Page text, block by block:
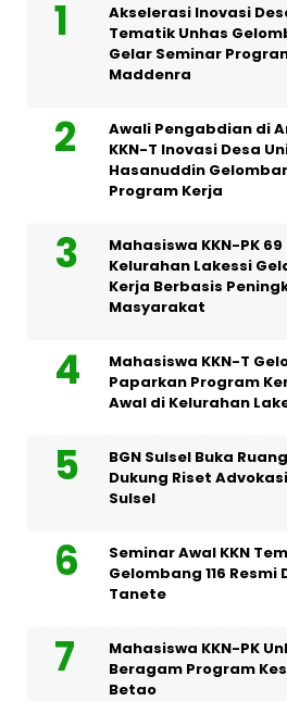
Akselerasi Inovasi
Tematik Unhas
Gelar Seminar
Maddenra
Awali Pengabdian di
KKN-T Inovasi Desa
Hasanuddin
Program Kerja
Mahasiswa KKN-PK
Kelurahan Lakessi
Kerja Berbasis
Masyarakat
Mahasiswa KKN-T
Paparkan Program
Awal di Kelurahan
BGN Sulsel Buka
Dukung Riset
Sulsel
Seminar Awal KKN
Gelombang 116 Resmi
Tanete
Mahasiswa KKN-PK
Beragam Program
Betao